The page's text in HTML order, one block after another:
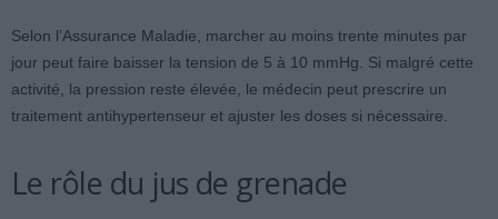
Selon l’Assurance Maladie, marcher au moins trente minutes par
jour peut faire baisser la tension de 5 à 10 mmHg. Si malgré cette
activité, la pression reste élevée, le médecin peut prescrire un
traitement antihypertenseur et ajuster les doses si nécessaire.
Le rôle du jus de grenade